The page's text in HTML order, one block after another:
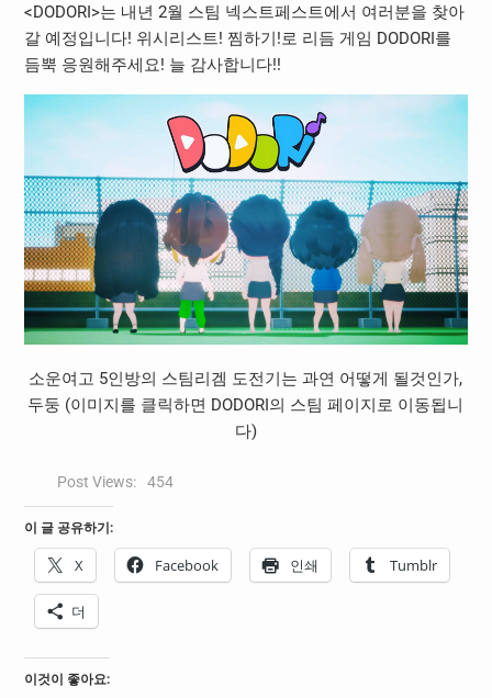
<DODORI>는 내년 2월 스팀 넥스트페스트에서 여러분을 찾아
갈 예정입니다! 위시리스트! 찜하기!로 리듬 게임 DODORI를
듬뿍 응원해주세요! 늘 감사합니다!!
소운여고 5인방의 스팀리겜 도전기는 과연 어떻게 될것인가,
두둥 (이미지를 클릭하면 DODORI의 스팀 페이지로 이동됩니
다)
Post Views: 454
이 글 공유하기:
X Facebook 인쇄 Tumblr
더
이것이 좋아요: